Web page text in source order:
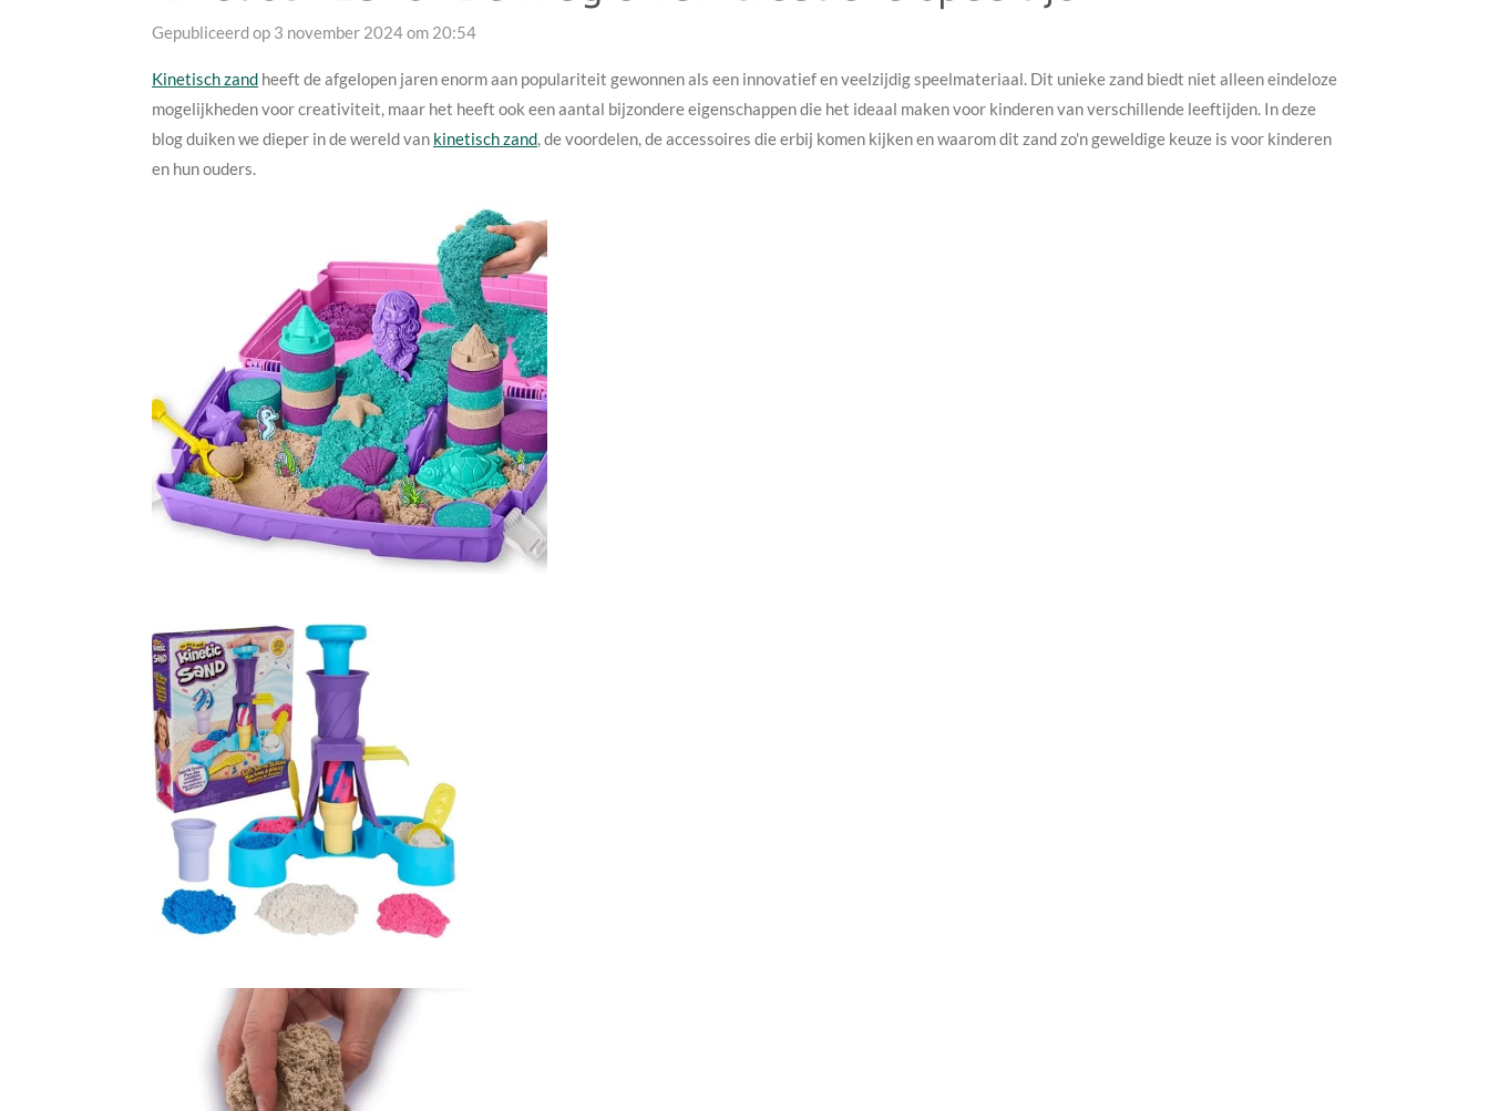
Gepubliceerd op 3 november 2024 om 20:54
Kinetisch zand heeft de afgelopen jaren enorm aan populariteit gewonnen als een innovatief en veelzijdig speelmateriaal. Dit unieke zand biedt niet alleen eindeloze
mogelijkheden voor creativiteit, maar het heeft ook een aantal bijzondere eigenschappen die het ideaal maken voor kinderen van verschillende leeftijden. In deze
blog duiken we dieper in de wereld van kinetisch zand, de voordelen, de accessoires die erbij komen kijken en waarom dit zand zo'n geweldige keuze is voor kinderen
en hun ouders.